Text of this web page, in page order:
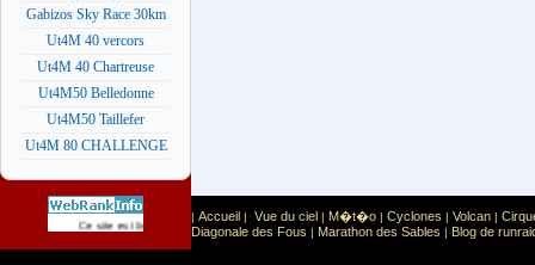
Gabizos Sky Race 30km
Ut4M 40 vercors
Ut4M 40 Chartreuse
Ut4M50 Belledonne
Ut4M50 Taillefer
Ut4M 80 CHALLENGE
Ce site est list� dans la cat�gorie Sport Sports extr�mes
| Accueil | Vue du ciel | M�t�o | Cyclones | Volcan |
Diagonale des Fous | Marathon des Sables | Blog de